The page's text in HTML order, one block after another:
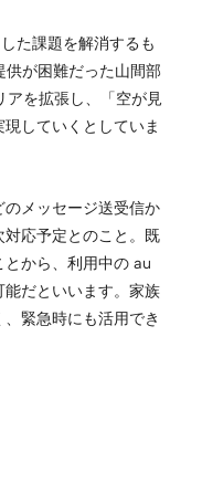
た課題を解消するも
が困難だった山間部
アを拡張し、「空が見
していくとしていま
のメッセージ送受信か
応予定とのこと。既
から、利用中の au
だといいます。家族
緊急時にも活用でき